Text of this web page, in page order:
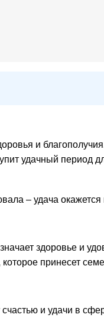
и
удачный период
– удача
здоровье и
принесет
и удачи в